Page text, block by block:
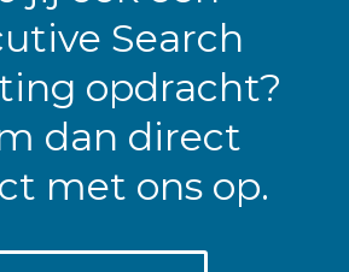
Search
opdracht?
dan direct
met ons op.